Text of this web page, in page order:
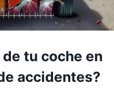
tu coche en
accidentes?